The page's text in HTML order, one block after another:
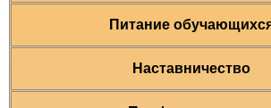
Питание
Наставничество